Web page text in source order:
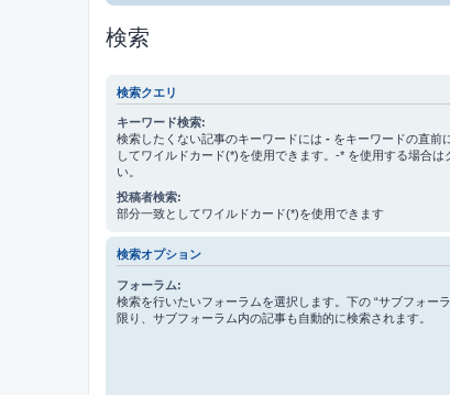
検索
検索クエリ
キーワード検索:
検索したくない記事のキーワードには - をキーワードの直前
してワイルドカード(*)を使用できます。-* を使用する場合は
い。
投稿者検索:
部分一致としてワイルドカード(*)を使用できます
検索オプション
フォーラム:
検索を行いたいフォーラムを選択します。下の “サブフォー
限り、サブフォーラム内の記事も自動的に検索されます。